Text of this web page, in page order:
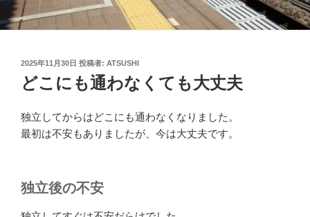
投
稿
日:
2025年11月30日 投稿者: ATSUSHI
どこにも通わなくても大丈夫
独立してからはどこにも通わなくなりました。
最初は不安もありましたが、今は大丈夫です。
独立後の不安